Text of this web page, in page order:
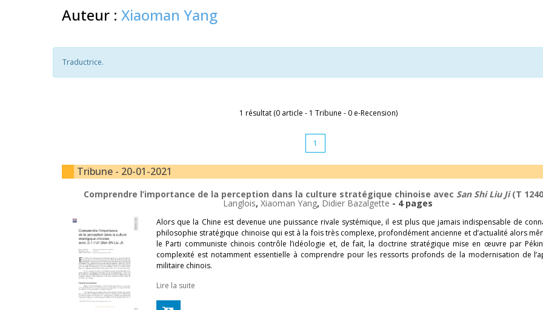
Auteur : Xiaoman Yang
Traductrice.
1 résultat (0 article - 1 Tribune - 0 e-Recension)
1
Tribune - 20-01-2021
Comprendre l’importance de la perception dans la culture stratégique chinoise avec San Shi Liu Ji(T
Langlois, Xiaoman Yang, Didier Bazalgette - 4 pages
Alors que la Chine est devenue une puissance rivale systémique, il est plus que jamais indispensable de
philosophie stratégique chinoise qui est à la fois très complexe, profondément ancienne et d’actualité alors
le Parti communiste chinois contrôle l’idéologie et, de fait, la doctrine stratégique mise en œuvre par
complexité est notamment essentielle à comprendre pour les ressorts profonds de la modernisation de
militaire chinois.
Lire la suite